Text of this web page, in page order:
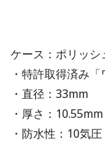
ケース：ポリッシ
・特許取得済み
・直径：33mm
・厚さ：10.55mm
・防水性：10気圧